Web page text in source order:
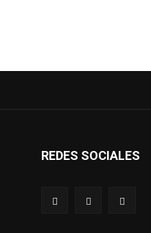
REDES SOCIALES